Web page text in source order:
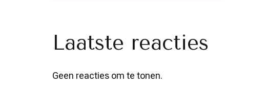
Laatste reacties
Geen reacties om te tonen.